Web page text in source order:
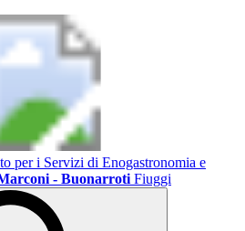
per i Servizi di Enogastronomia e
- Buonarroti Fiuggi